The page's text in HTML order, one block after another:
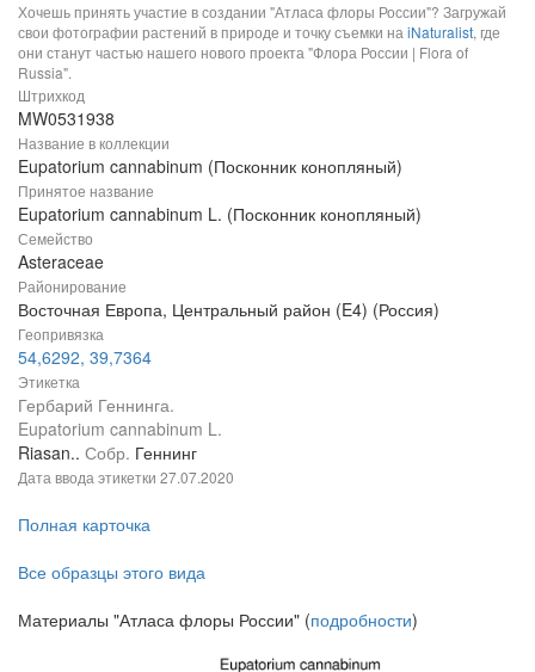
Хочешь принять участие в создании "Атласа флоры России"? Загружай
свои фотографии растений в природе и точку съемки на iNaturalist, где
они станут частью нашего нового проекта "Флора России | Flora of
Russia".
Штрихкод
MW0531938
Название в коллекции
Eupatorium cannabinum (Посконник конопляный)
Принятое название
Eupatorium cannabinum L. (Посконник конопляный)
Семейство
Asteraceae
Районирование
Восточная Европа, Центральный район (E4) (Россия)
Геопривязка
54,6292, 39,7364
Этикетка
Гербарий Геннинга.
Eupatorium cannabinum L.
Riasan.. Собр. Геннинг
Дата ввода этикетки 27.07.2020
Полная карточка
Все образцы этого вида
Материалы "Атласа флоры России" (подробности)